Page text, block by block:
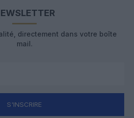
directement dans votre boîte
mail.
S'INSCRIRE